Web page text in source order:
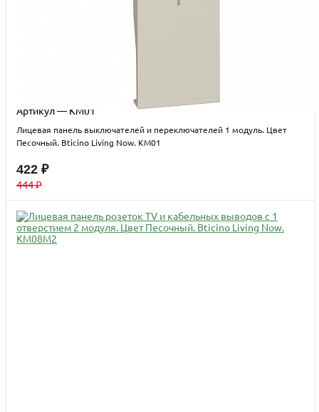
Артикул — KM01
Лицевая панель выключателей и переключателей 1 модуль. Цвет
Песочный. Bticino Living Now. KM01
422 ₽
444 ₽